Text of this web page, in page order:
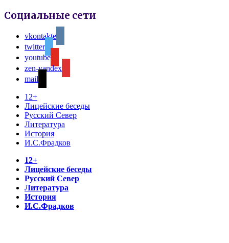
Социальные сети
vkontakte
twitter
youtube
zen-yandex
mail
12+
Лицейские беседы
Русский Север
Литература
История
И.С.Фрадков
12+
Лицейские беседы
Русский Север
Литература
История
И.С.Фрадков